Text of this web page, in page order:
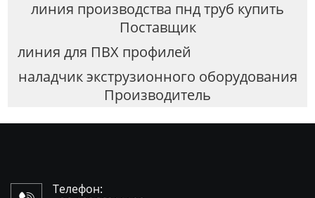
линия производства пнд труб купить
Поставщик
линия для ПВХ профилей
наладчик экструзионного оборудования
Производитель
Телефон: